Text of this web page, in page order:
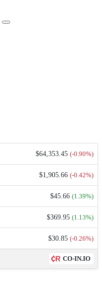
$64,353.45 (-0.90%)
$1,905.66 (-0.42%)
$45.66 (1.39%)
$369.95 (1.13%)
$30.85 (-0.26%)
CO-IN.IO